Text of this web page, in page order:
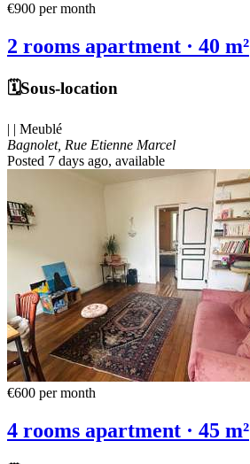
€900 per month
2 rooms apartment · 40 m²
🗓️Sous-location
| | Meublé
Bagnolet, Rue Etienne Marcel
Posted 7 days ago, available
€600 per month
4 rooms apartment · 45 m²